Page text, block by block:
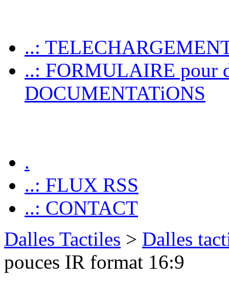
..:
..: FORMULAIRE pour
DOCUMENTATiONS
.
..: FLUX RSS
..: CONTACT
Dalles Tactiles > Dalles
pouces IR format 16:9